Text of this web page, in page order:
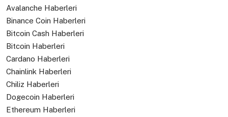
Avalanche Haberleri
Binance Coin Haberleri
Bitcoin Cash Haberleri
Bitcoin Haberleri
Cardano Haberleri
Chainlink Haberleri
Chiliz Haberleri
Dogecoin Haberleri
Ethereum Haberleri